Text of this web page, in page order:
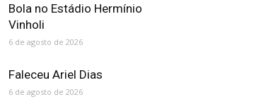
Bola no Estádio Hermínio
Vinholi
6 de agosto de 2026
Faleceu Ariel Dias
6 de agosto de 2026